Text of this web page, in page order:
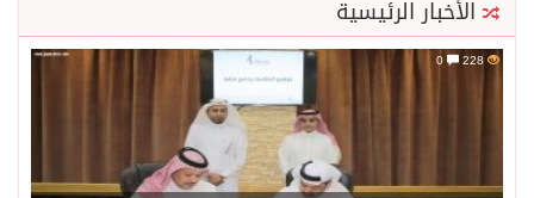
الأخبار الرئيسية
228